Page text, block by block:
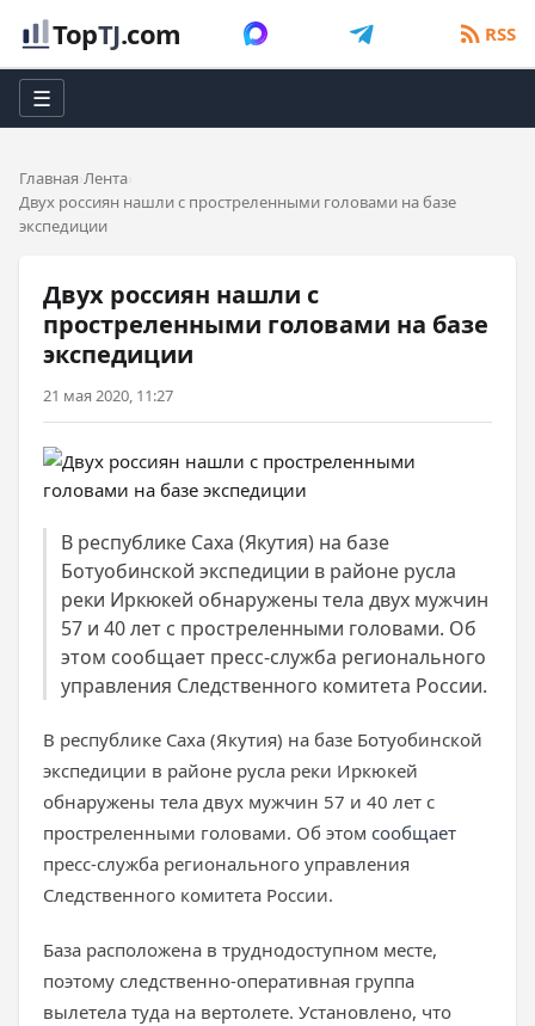
TopTJ.com RSS
☰
Главная Лента
Двух россиян нашли с простреленными головами на базе
экспедиции
Двух россиян нашли с
простреленными головами на базе
экспедиции
21 мая 2020, 11:27
В республике Саха (Якутия) на базе
Ботуобинской экспедиции в районе русла
реки Иркюкей обнаружены тела двух мужчин
57 и 40 лет с простреленными головами. Об
этом сообщает пресс-служба регионального
управления Следственного комитета России.
В республике Саха (Якутия) на базе Ботуобинской
экспедиции в районе русла реки Иркюкей
обнаружены тела двух мужчин 57 и 40 лет с
простреленными головами. Об этом сообщает
пресс-служба регионального управления
Следственного комитета России.
База расположена в труднодоступном месте,
поэтому следственно-оперативная группа
вылетела туда на вертолете. Установлено, что